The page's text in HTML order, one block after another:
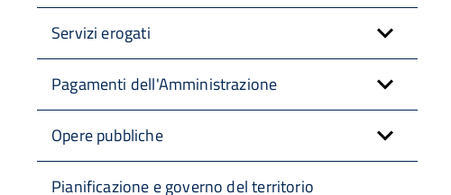
Servizi erogati
Pagamenti dell'Amministrazione
Opere pubbliche
Pianificazione e governo del territorio